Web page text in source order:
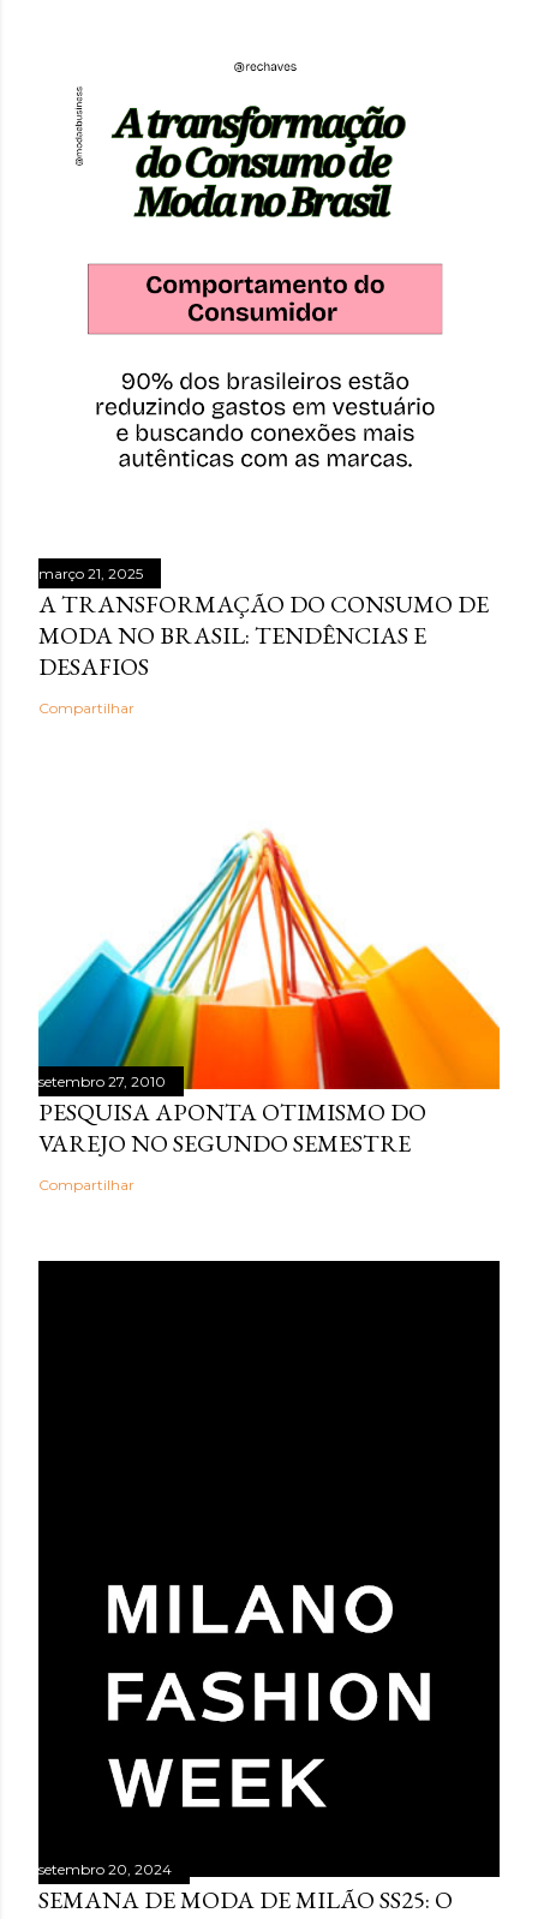
março 21, 2025
A TRANSFORMAÇÃO DO CONSUMO DE
MODA NO BRASIL: TENDÊNCIAS E
DESAFIOS
Compartilhar
setembro 27, 2010
PESQUISA APONTA OTIMISMO DO
VAREJO NO SEGUNDO SEMESTRE
Compartilhar
setembro 20, 2024
SEMANA DE MODA DE MILÃO SS25: O